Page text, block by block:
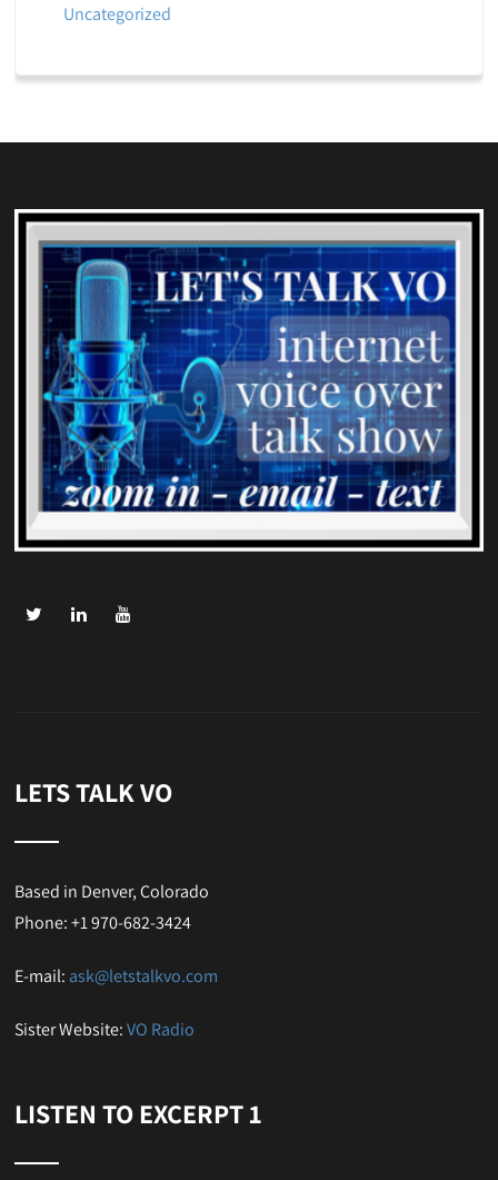
Uncategorized
LETS TALK VO
Based in Denver, Colorado
Phone: +1 970-682-3424
E-mail: ask@letstalkvo.com
Sister Website:VO Radio
LISTEN TO EXCERPT 1